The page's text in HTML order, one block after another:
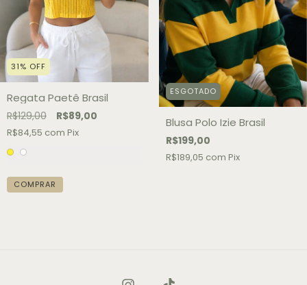
31% OFF
Regata Paetê Brasil
R$129,00 R$89,00
R$84,55 com Pix
COMPRAR
ESGOTADO
Blusa Polo Izie Brasil
R$199,00
R$189,05 com Pix